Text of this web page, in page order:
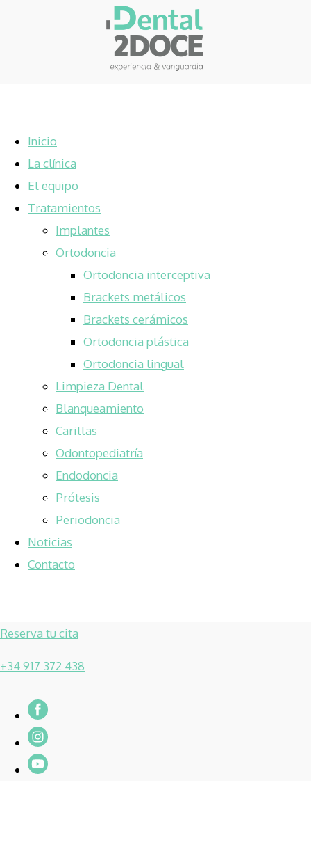
Inicio
La clínica
El equipo
Tratamientos
Implantes
Ortodoncia
Ortodoncia interceptiva
Brackets metálicos
Brackets cerámicos
Ortodoncia plástica
Ortodoncia lingual
Limpieza Dental
Blanqueamiento
Carillas
Odontopediatría
Endodoncia
Prótesis
Periodoncia
Noticias
Contacto
Reserva tu cita
+34 917 372 438